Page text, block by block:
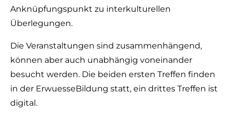
Anknüpfungspunkt zu interkulturellen
Überlegungen.
‍Die Veranstaltungen sind zusammenhängend,
können aber auch unabhängig voneinander
besucht werden. Die beiden ersten Treffen finden
in der ErwuesseBildung statt, ein drittes Treffen ist
digital.